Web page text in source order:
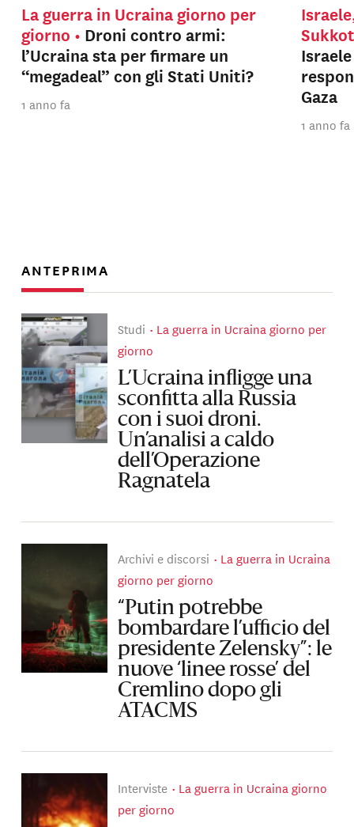
La guerra in Ucraina giorno per
giorno
Droni contro armi:
l’Ucraina sta per firmare un
“megadeal” con gli Stati Uniti?
1 anno fa
Gaza
1 anno fa
ANTEPRIMA
Studi
La guerra in Ucraina giorno per
giorno
L’Ucraina infligge una
sconfitta alla Russia
con i suoi droni.
Un’analisi a caldo
dell’Operazione
Ragnatela
Archivi e discorsi
La guerra in Ucraina
giorno per giorno
“Putin potrebbe
bombardare l’ufficio del
presidente Zelensky”: le
nuove ‘linee rosse’ del
Cremlino dopo gli
ATACMS
Interviste
La guerra in Ucraina giorno
per giorno